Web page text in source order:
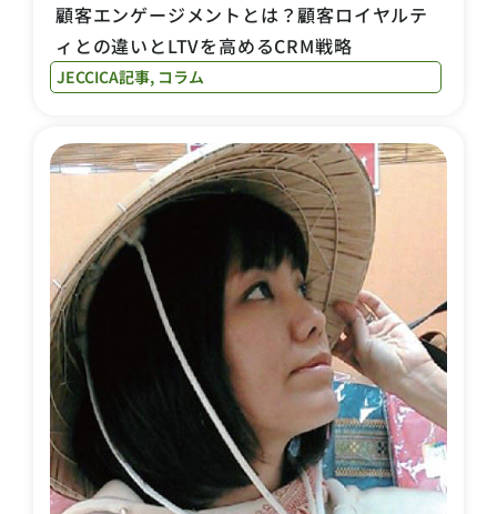
顧客エンゲージメントとは？顧客ロイヤルテ
ィとの違いとLTVを高めるCRM戦略
JECCICA記事, コラム